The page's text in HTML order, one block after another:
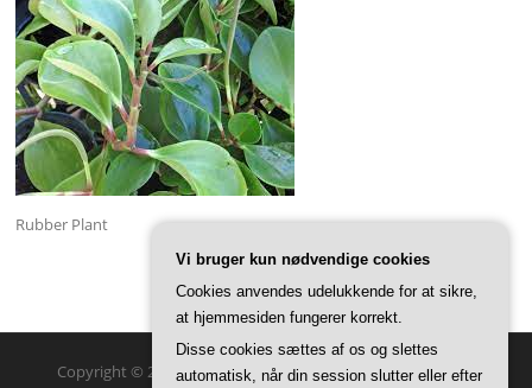
Rubber Plant
Copyright © 2026 GreenSteam Haveglæder. Alle rettigheder
Vi bruger kun nødvendige cookies
Cookies anvendes udelukkende for at sikre,
at hjemmesiden fungerer korrekt.
Disse cookies sættes af os og slettes
automatisk, når din session slutter eller efter